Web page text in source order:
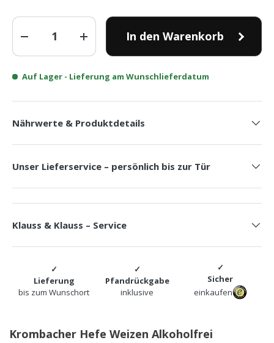
Anzahl
-
+ In den Warenkorb
Auf Lager - Lieferung am Wunschlieferdatum
Nährwerte & Produktdetails
Unser Lieferservice – persönlich bis zur Tür
Klauss & Klauss – Service
Lieferung
bis zum Wunschort
Pfandrückgabe
inklusive
Sicher
einkaufen
Krombacher Hefe Weizen Alkoholfrei